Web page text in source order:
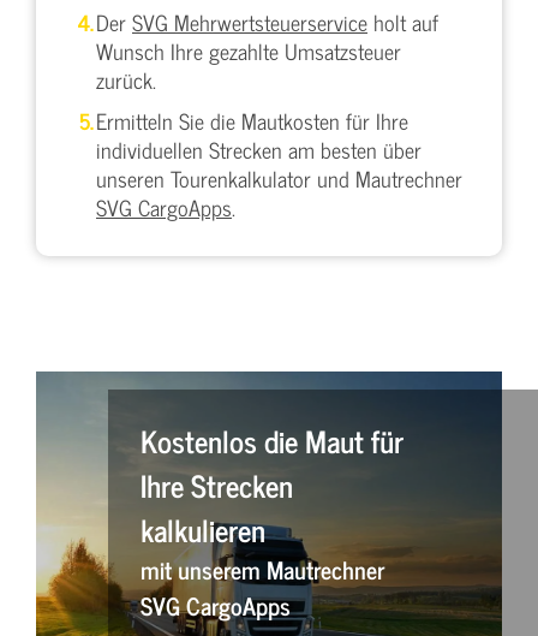
DerSVG Mehrwertsteuerservice holt auf
Wunsch Ihre gezahlte Umsatzsteuer
zurück.
Ermitteln Sie die Mautkosten für Ihre
individuellen Strecken am besten über
unseren Tourenkalkulator und Mautrechner
SVG CargoApps.
Kostenlos die Maut für
Ihre Strecken
kalkulieren
mit unserem Mautrechner
SVG CargoApps